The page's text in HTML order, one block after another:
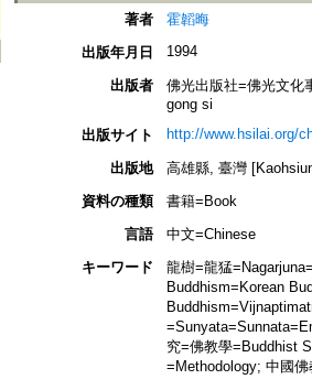
著者
霍韜晦
出版年月日
1994
出版者
佛光出版社=佛光文化
gong si
出版サイト
http://www.hsilai.org/
出版地
高雄縣, 臺灣
資料の種類
書籍=Book
言語
中文=Chinese
キーワード
龍樹=龍猛
Buddhism=Korean
究=佛教學=Buddhist
=Methodology; 中國